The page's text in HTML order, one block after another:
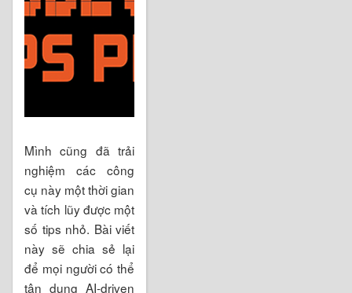
Mình cũng đã trải
nghiệm các công
cụ này một thời gian
và tích lũy được một
số tips nhỏ. Bài viết
này sẽ chia sẻ lại
để mọi người có thể
tận dụng AI-driven